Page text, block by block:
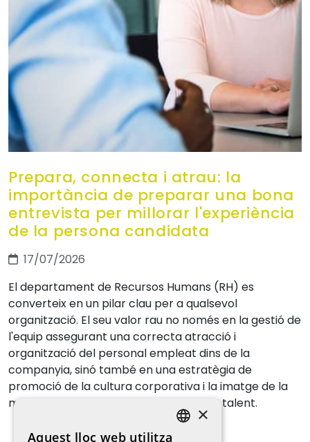
Prepara, connecta i atrau: la
importància de preparar una bona
entrevista per millorar l'experiència
de la persona candidata
17/07/2026
El departament de Recursos Humans (RH) es
converteix en un pilar clau per a qualsevol
organització. El seu valor rau no només en la gestió de
l'equip assegurant una correcta atracció i
organització del personal empleat dins de la
companyia, sinó també en una estratègia de
promoció de la cultura corporativa i la imatge de la
marca ocupadora per atraure i retenir talent.
×
Aquest lloc web utilitza